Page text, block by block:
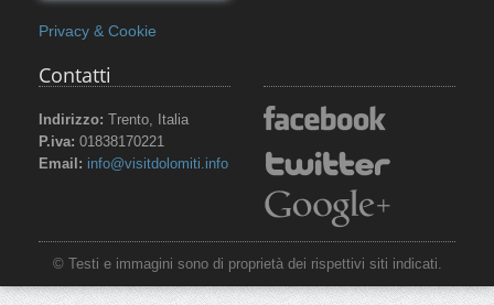
Privacy & Cookie
Contatti
Indirizzo: Trento, Italia
P.iva: 01838170221
Email: info@visitdolomiti.info
© Testi e immagini sono di proprietà dei rispettivi siti indicati.